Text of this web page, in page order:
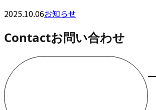
2025.10.06お知らせ
Contactお問い合わせ
000-000-0000